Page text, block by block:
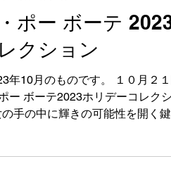
ポー ボーテ
クション
年10月のものです。 １０月２１
ー ボーテ2023ホリデーコレク
の手の中に輝きの可能性を開く